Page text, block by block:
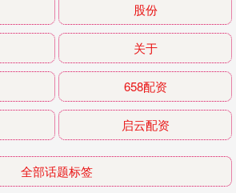
股份
关于
658配资
启云配资
全部话题标签